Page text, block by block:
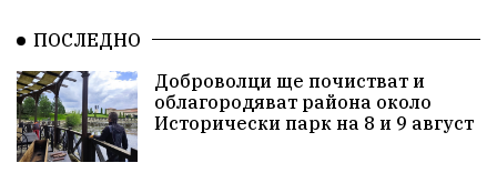
Европа Актуално Туризъм Бизнес
абсурд Здравословно хранене
ПОСЛЕДНО
Доброволци ще почистват и
облагородяват района около
Исторически парк на 8 и 9 август